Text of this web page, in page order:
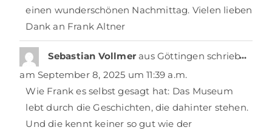
einen wunderschönen Nachmittag. Vielen lieben
Dank an Frank Altner
Sebastian Vollmer aus Göttingen schrieb
am September 8, 2025 um 11:39 a.m.
Wie Frank es selbst gesagt hat: Das Museum
lebt durch die Geschichten, die dahinter stehen.
Und die kennt keiner so gut wie der
…